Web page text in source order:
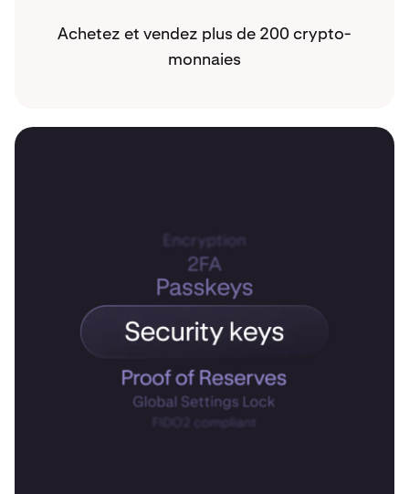
Achetez et vendez plus de 200 crypto-
monnaies